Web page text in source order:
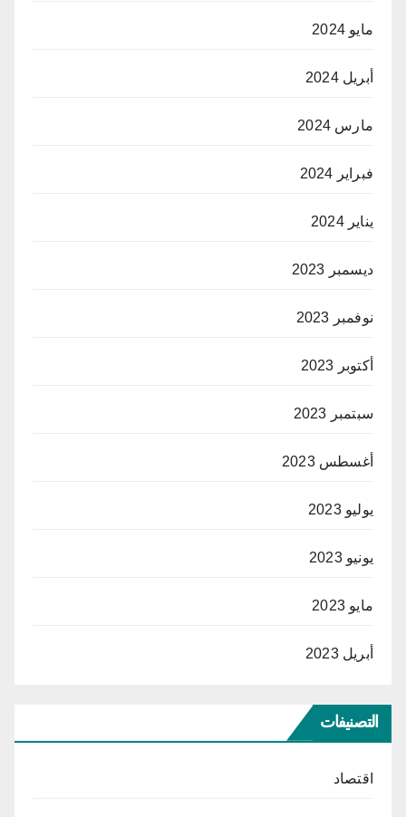
مايو 2024
أبريل 2024
مارس 2024
فبراير 2024
يناير 2024
ديسمبر 2023
نوفمبر 2023
أكتوبر 2023
سبتمبر 2023
أغسطس 2023
يوليو 2023
يونيو 2023
مايو 2023
أبريل 2023
التصنيفات
اقتصاد